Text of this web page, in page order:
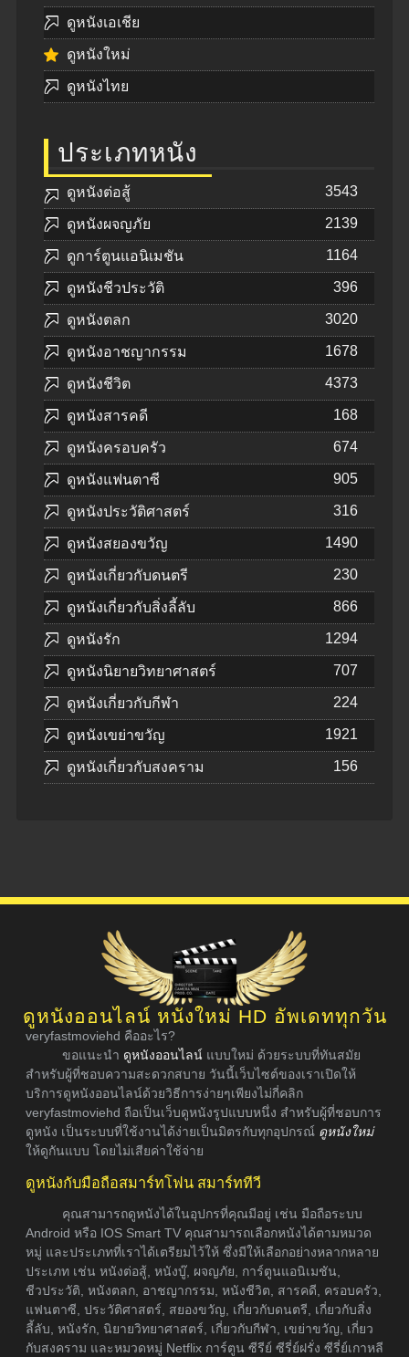
ดูหนังเอเชีย
ดูหนังใหม่
ดูหนังไทย
ประเภทหนัง
ดูหนังต่อสู้ 3543
ดูหนังผจญภัย 2139
ดูการ์ตูนแอนิเมชัน 1164
ดูหนังชีวประวัติ 396
ดูหนังตลก 3020
ดูหนังอาชญากรรม 1678
ดูหนังชีวิต 4373
ดูหนังสารคดี 168
ดูหนังครอบครัว 674
ดูหนังแฟนตาซี 905
ดูหนังประวัติศาสตร์ 316
ดูหนังสยองขวัญ 1490
ดูหนังเกี่ยวกับดนตรี 230
ดูหนังเกี่ยวกับสิ่งลี้ลับ 866
ดูหนังรัก 1294
ดูหนังนิยายวิทยาศาสตร์ 707
ดูหนังเกี่ยวกับกีฬา 224
ดูหนังเขย่าขวัญ 1921
ดูหนังเกี่ยวกับสงคราม 156
ดูหนังออนไลน์ หนังใหม่ HD อัพเดททุกวัน
veryfastmoviehd คืออะไร?
ขอแนะนำ ดูหนังออนไลน์ แบบใหม่ ด้วยระบบที่ทันสมัย
สำหรับผู้ที่ชอบความสะดวกสบาย วันนี้เว็บไซต์ของเราเปิดให้
บริการดูหนังออนไลน์ด้วยวิธีการง่ายๆเพียงไม่กี่คลิก
veryfastmoviehd ถือเป็นเว็บดูหนังรูปแบบหนึ่ง สำหรับผู้ที่ชอบการ
ดูหนัง เป็นระบบที่ใช้งานได้ง่ายเป็นมิตรกับทุกอุปกรณ์ ดูหนังใหม่
ให้ดูกันแบบ โดยไม่เสียค่าใช้จ่าย
ดูหนังกับมือถือสมาร์ทโฟน สมาร์ททีวี
คุณสามารถดูหนังได้ในอุปกรที่คุณมีอยู่ เช่น มือถือระบบ
Android หรือ IOS Smart TV คุณสามารถเลือกหนังได้ตามหมวด
หมู่ และประเภทที่เราได้เตรียมไว้ให้ ซึ่งมีให้เลือกอย่างหลากหลาย
ประเภท เช่น หนังต่อสู้, หนังบู๊, ผจญภัย, การ์ตูนแอนิเมชัน,
ชีวประวัติ, หนังตลก, อาชญากรรม, หนังชีวิต, สารคดี, ครอบครัว,
แฟนตาซี, ประวัติศาสตร์, สยองขวัญ, เกี่ยวกับดนตรี, เกี่ยวกับสิ่ง
ลี้ลับ, หนังรัก, นิยายวิทยาศาสตร์, เกี่ยวกับกีฬา, เขย่าขวัญ, เกี่ยว
กับสงคราม และหมวดหมู่ Netflix การ์ตูน ซีรีย์ ซีรี่ย์ฝรั่ง ซีรี่ย์เกาหลี